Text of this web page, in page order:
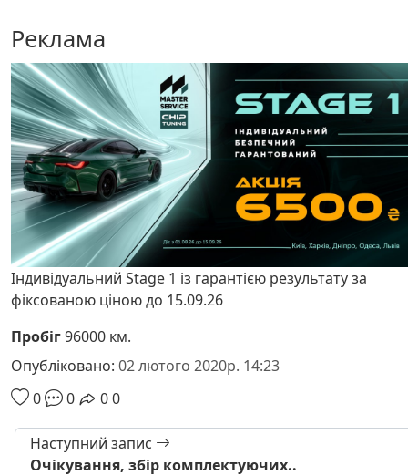
Реклама
Індивідуальний Stage 1 із гарантією результату за
фіксованою ціною до 15.09.26
Пробіг96000 км.
Опубліковано: 02 лютого 2020р. 14:23
0
0 00
Наступний запис
Очікування, збір комплектуючих..